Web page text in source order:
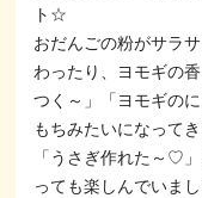
ト☆
おだんごの粉がサラ
わったり、ヨモギの
つく～」「ヨモギの
もちみたいになって
「うさぎ作れた～♡
っても楽しんでいま